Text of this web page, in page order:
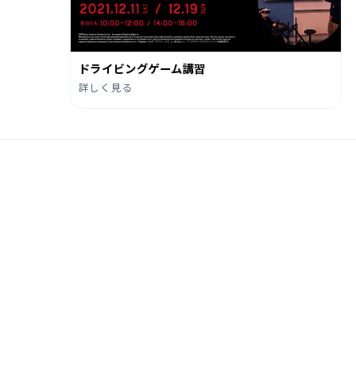
ドライビングゲーム講習
詳しく見る